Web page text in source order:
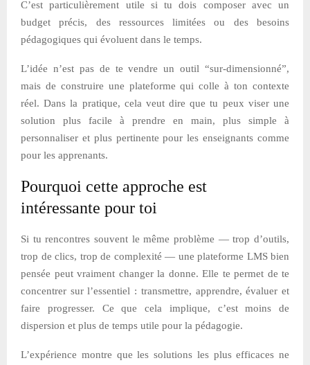
C’est particulièrement utile si tu dois composer avec un
budget précis, des ressources limitées ou des besoins
pédagogiques qui évoluent dans le temps.
L’idée n’est pas de te vendre un outil “sur-dimensionné”,
mais de construire une plateforme qui colle à ton contexte
réel. Dans la pratique, cela veut dire que tu peux viser une
solution plus facile à prendre en main, plus simple à
personnaliser et plus pertinente pour les enseignants comme
pour les apprenants.
Pourquoi cette approche est
intéressante pour toi
Si tu rencontres souvent le même problème — trop d’outils,
trop de clics, trop de complexité — une plateforme LMS bien
pensée peut vraiment changer la donne. Elle te permet de te
concentrer sur l’essentiel : transmettre, apprendre, évaluer et
faire progresser. Ce que cela implique, c’est moins de
dispersion et plus de temps utile pour la pédagogie.
L’expérience montre que les solutions les plus efficaces ne